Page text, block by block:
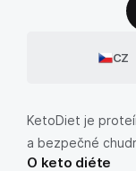
CZ
KetoDiet je
a bezpečné
O keto diéte